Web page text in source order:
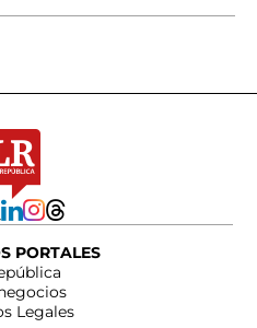
PORTALES
Legales